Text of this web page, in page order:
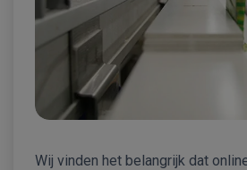
Wij vinden het belangrijk dat